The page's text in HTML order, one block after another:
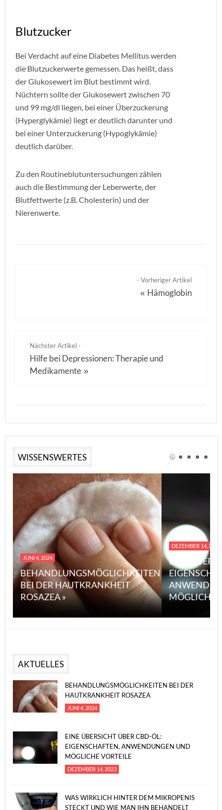
Blutzucker
Bei Verdacht auf eine Diabetes Mellitus werden
die Blutzuckerwerte gemessen. Das heißt, dass
der Glukosewert im Blut bestimmt wird.
Nüchtern sollte der Glukosewert zwischen 70
und 99 mg/dl liegen, bei einer Überzuckerung
(Hyperglykämie) liegt er deutlich darunter und
bei einer Unterzuckerung (Hypoglykämie)
deutlich darüber.
Zu den Routineblutuntersuchungen zählen
auch die Bestimmung der Leberwerte, der
Blutfettwerte (z.B. Cholesterin) und der
Nierenwerte.
- Vorheriger Artikel
« Hämoglobin
Nächster Artikel -
Hilfe bei Depressionen: Therapie und
Medikamente »
WISSENSWERTES
JUNI 4, 2024
BEHANDLUNGSMÖGLICHKEITEN
BEI DER HAUTKRANKHEIT
ROSAZEA »
DEZEMBER 14, 2023
EINE
MÖGLICHE
AKTUELLES
BEHANDLUNGSMÖGLICHKEITEN BEI DER
HAUTKRANKHEIT ROSAZEA
JUNI 4, 2024
EINE ÜBERSICHT ÜBER CBD-ÖL:
EIGENSCHAFTEN, ANWENDUNGEN UND
MÖGLICHE VORTEILE
DEZEMBER 14, 2023
WAS WIRKLICH HINTER DEM MIKROPENIS
STECKT UND WIE MAN IHN BEHANDELT